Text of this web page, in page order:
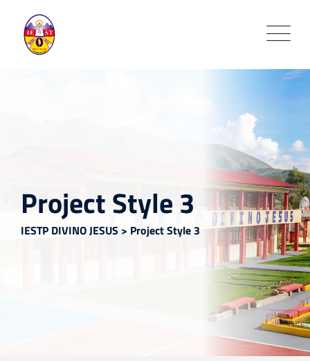
Project Style 3
IESTP DIVINO JESUS > Project Style 3